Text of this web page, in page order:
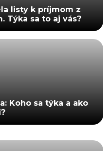
listy k príjmom z
Týka sa to aj vás?
Koho sa týka a ako